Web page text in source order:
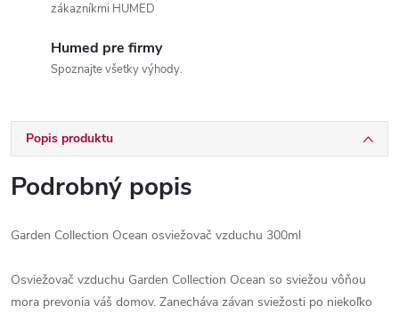
zákazníkmi HUMED
Humed pre firmy
Spoznajte všetky výhody.
Popis produktu
Podrobný popis
Garden Collection Ocean osviežovač vzduchu 300ml
Osviežovač vzduchu Garden Collection Ocean so sviežou vôňou
mora prevonia váš domov. Zanecháva závan sviežosti po niekoľko